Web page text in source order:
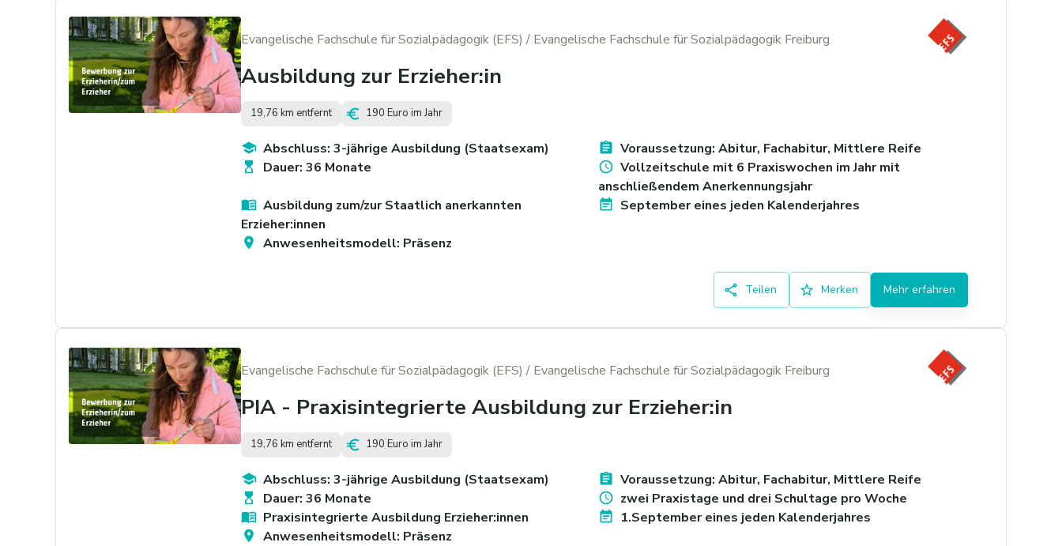
Evangelische Fachschule für Sozialpädagogik (EFS) / Evangelische Fachschule für Sozialpädagogik Freiburg
Ausbildung zur Erzieher:in
19,76 km entfernt 190 Euro im Jahr
Abschluss: 3-jährige Ausbildung (Staatsexam)
Voraussetzung: Abitur, Fachabitur, Mittlere Reife
Dauer: 36 Monate
Vollzeitschule mit 6 Praxiswochen im Jahr mit
anschließendem Anerkennungsjahr
Ausbildung zum/zur Staatlich anerkannten
Erzieher:innen
September eines jeden Kalenderjahres
Anwesenheitsmodell: Präsenz
Teilen Merken Mehr erfahren
Evangelische Fachschule für Sozialpädagogik (EFS) / Evangelische Fachschule für Sozialpädagogik Freiburg
PIA - Praxisintegrierte Ausbildung zur Erzieher:in
19,76 km entfernt 190 Euro im Jahr
Abschluss: 3-jährige Ausbildung (Staatsexam)
Voraussetzung: Abitur, Fachabitur, Mittlere Reife
Dauer: 36 Monate
zwei Praxistage und drei Schultage pro Woche
Praxisintegrierte Ausbildung Erzieher:innen
1.September eines jeden Kalenderjahres
Anwesenheitsmodell: Präsenz